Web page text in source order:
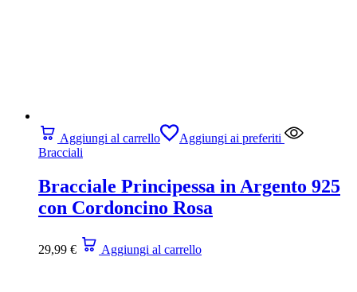
Aggiungi al carrello
Aggiungi ai preferiti
Bracciali
Bracciale Principessa in Argento 925
con Cordoncino Rosa
29,99 € Aggiungi al carrello